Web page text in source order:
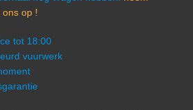
op !
tot 18:00
vuurwerk